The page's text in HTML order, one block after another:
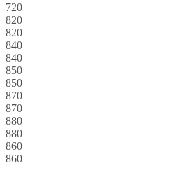
720
820
820
840
840
850
850
870
870
880
880
860
860